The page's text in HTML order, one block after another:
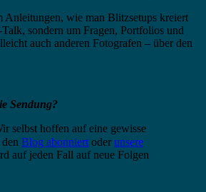
Anleitungen, wie man Blitzsetups kreiert
sondern um Fragen, Portfolios und
auch anderen Fotografen – über den
Sendung?
selbst hoffen auf eine gewisse
Blog abonniert oder unsere
auf jeden Fall auf neue Folgen